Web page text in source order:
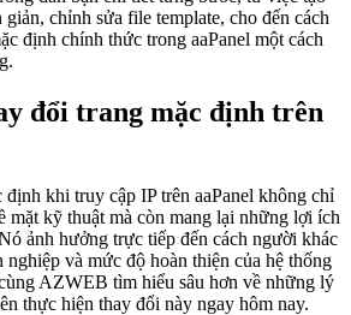
chỉnh sửa file template, cho đến cách
định chính thức trong aaPanel một cách
đổi trang mặc định trên
khi truy cập IP trên aaPanel không chỉ
mặt kỹ thuật mà còn mang lại những lợi ích
ảnh hưởng trực tiếp đến cách người khác
nghiệp và mức độ hoàn thiện của hệ thống
AZWEB tìm hiểu sâu hơn về những lý
thực hiện thay đổi này ngay hôm nay.